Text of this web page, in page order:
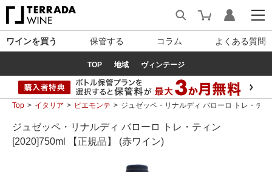
ワインを買う 保管する コラム よくある質問
TOP 地域 ヴィンテージ
Top イタリア ピエモンテ ジュゼッペ・リナルディ バローロ トレ・テ
ジュゼッペ・リナルディ バローロ トレ・ティン
[2020]750ml 【正規品】 (赤ワイン)